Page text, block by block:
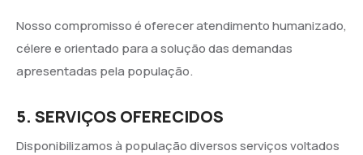
Nosso compromisso é oferecer atendimento humanizado,
célere e orientado para a solução das demandas
apresentadas pela população.
5. SERVIÇOS OFERECIDOS
Disponibilizamos à população diversos serviços voltados